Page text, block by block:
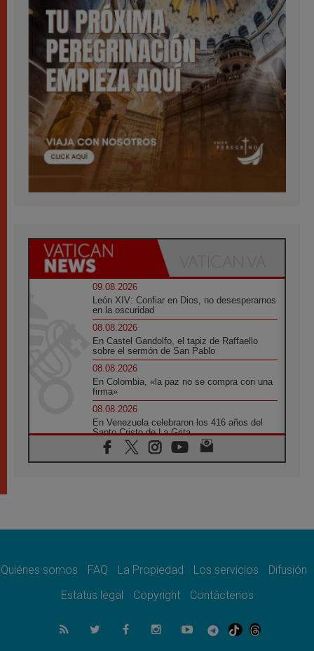
09.08.2026
León XIV: Confiar en Dios, no desesperarnos
en la oscuridad
08.08.2026
En Castel Gandolfo, el tapiz de Raffaello
sobre el sermón de San Pablo
08.08.2026
En Colombia, «la paz no se compra con una
firma»
08.08.2026
En Venezuela celebraron los 416 años del
Santo Cristo de La Grita
08.08.2026
El Papa: en Santa Ágata contemplamos la
07.08.2026
07.08.2026
crisis olvidada
Bokalic: "En Argentina el Papa León señalará
el compromiso del cristiano"
Quiénes somos FAQ La Propiedad Los servicios
Difusión
Estatus legal
Copyright Contáctenos